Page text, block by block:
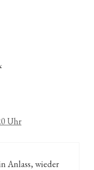
Uhr
Anlass, wieder